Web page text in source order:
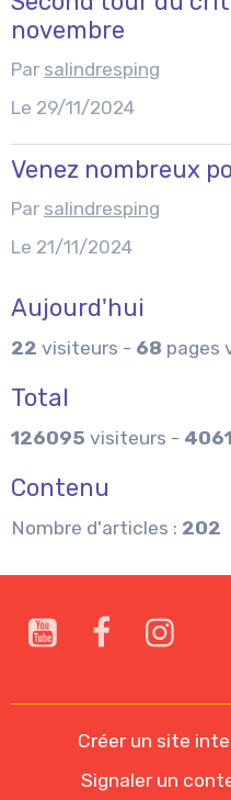
novembre
Par salindresping
Le 29/11/2024
Venez nombreux
Par salindresping
Le 21/11/2024
Aujourd'hui
22 visiteurs - 68 pages
Total
126095 visiteurs -
Contenu
Nombre d'articles : 202
Créer un site
Signaler un